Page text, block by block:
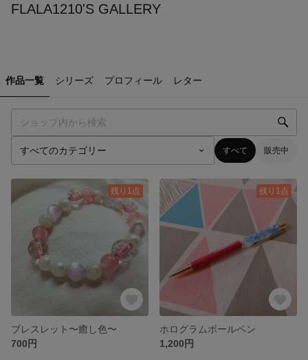
FLALA1210'S GALLERY
作品一覧 シリーズ プロフィール レター
すべて 販売中
残り1点
ブレスレット〜癒し色〜
700円
残り1点
ホログラムボールペン
1,200円